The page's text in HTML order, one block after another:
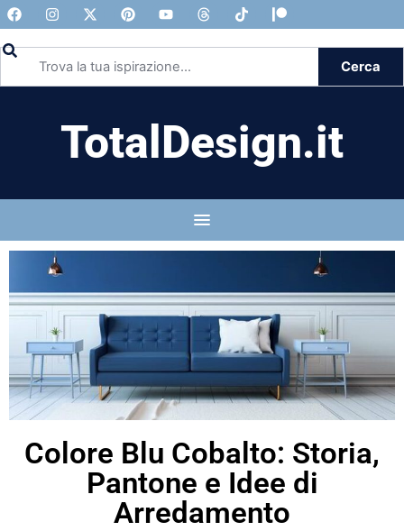
Cerca
TotalDesign.it
Colore Blu Cobalto: Storia,
Pantone e Idee di
Arredamento